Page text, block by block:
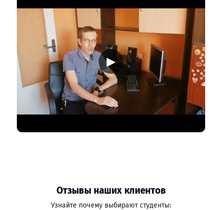
▶
Отзывы наших клиентов
Узнайте почему выбирают студенты: